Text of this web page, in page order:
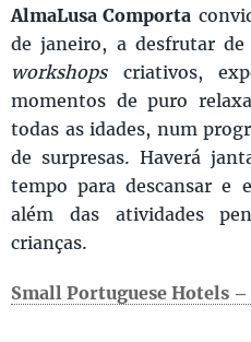
AlmaLusa Comporta
de janeiro, a desfrutar
workshops criativos,
momentos de puro
todas as idades, num
de surpresas. Haverá
tempo para descansar e
além das atividades
crianças.
Small Portuguese Hotels